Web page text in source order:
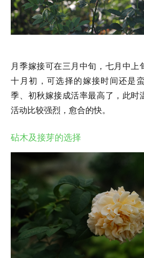
月季嫁接可在三月中旬，七月中上
十月初，可选择的嫁接时间还是
季、初秋嫁接成活率最高了，此时
活动比较强烈，愈合的快。
砧木及接芽的选择